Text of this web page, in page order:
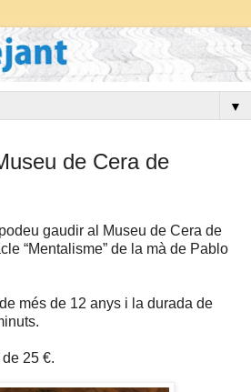
▼
de Cera de
gaudir al Museu de Cera de
“Mentalisme” de la mà de Pablo
més de 12 anys i la durada de
25 €.